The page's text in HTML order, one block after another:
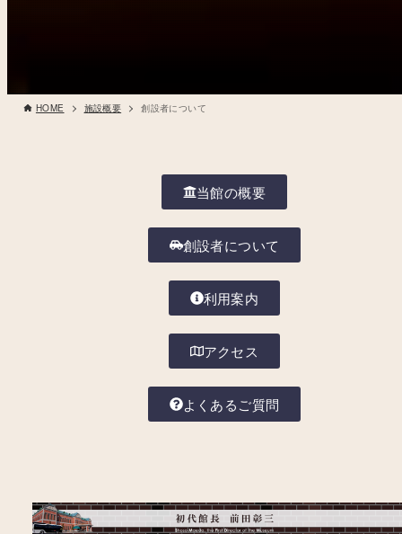
HOME 施設概要 創設者について
当館の概要
創設者について
利用案内
アクセス
よくあるご質問